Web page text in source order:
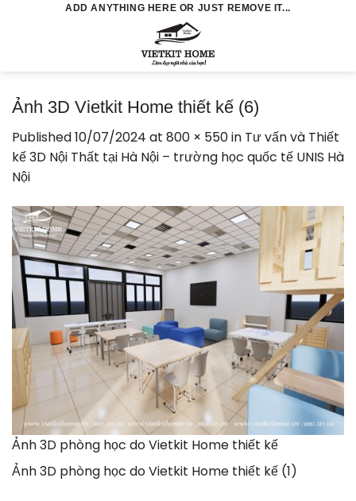
ADD ANYTHING HERE OR JUST REMOVE IT...
Ảnh 3D Vietkit Home thiết kế (6)
Published10/07/2024 at 800 × 550in Tư vấn và Thiết
kế 3D Nội Thất tại Hà Nội – trường học quốc tế UNIS Hà
Nội
Ảnh 3D phòng học do Vietkit Home thiết kế
Ảnh 3D phòng học do Vietkit Home thiết kế (1)